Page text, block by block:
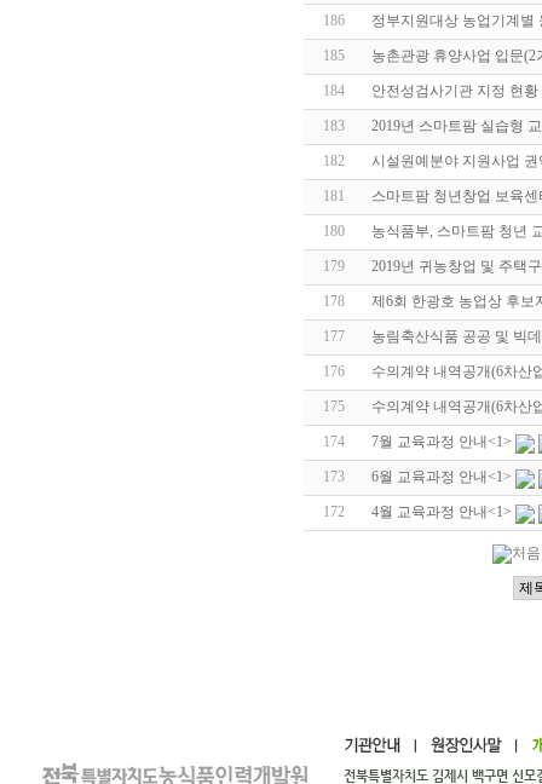
186 정부지원대상 농업기계별
185 농촌관광 휴양사업 입문
184 안전성검사기관 지정 현황
183 2019년 스마트팜 실습형
182 시설원예분야 지원사업
181 스마트팜 청년창업 보육
180 농식품부, 스마트팜 청년
179 2019년 귀농창업 및 주택
178 제6회 한광호 농업상 후보
177 농림축산식품 공공 및 빅
176 수의계약 내역공개(6차산
175 수의계약 내역공개(6차산
174 7월 교육과정 안내<1>
173 6월 교육과정 안내<1>
172 4월 교육과정 안내<1>